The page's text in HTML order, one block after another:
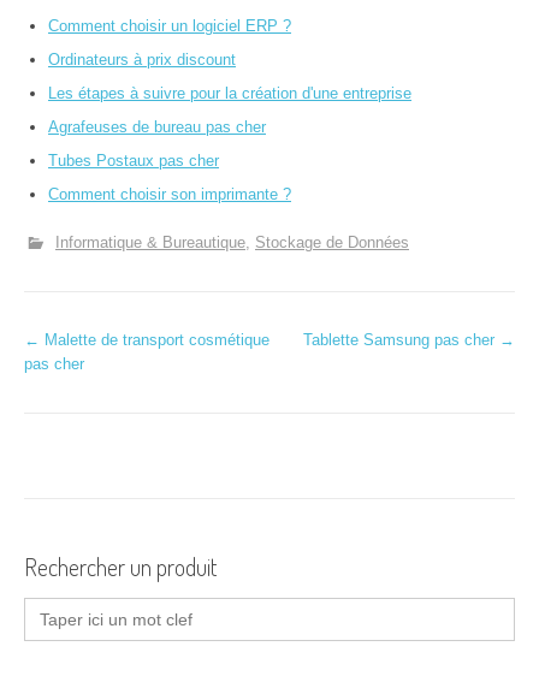
Comment choisir un logiciel ERP ?
Ordinateurs à prix discount
Les étapes à suivre pour la création d'une entreprise
Agrafeuses de bureau pas cher
Tubes Postaux pas cher
Comment choisir son imprimante ?
Informatique & Bureautique Stockage de Données
N
a
t
i
← Malette de transport cosmétique
pas cher
Tablette Samsung pas cher →
Rechercher un produit
Search
for: